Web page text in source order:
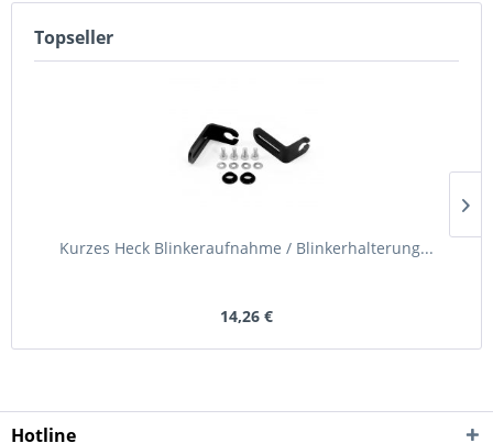
Topseller
Kurzes Heck Blinkeraufnahme / Blinkerhalterung...
14,26 €
Hotline